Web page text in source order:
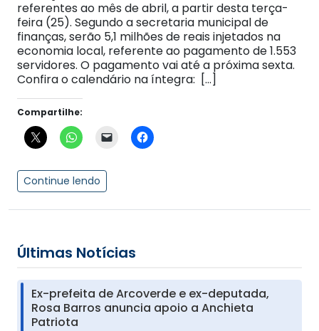
referentes ao mês de abril, a partir desta terça-
feira (25). Segundo a secretaria municipal de
finanças, serão 5,1 milhões de reais injetados na
economia local, referente ao pagamento de 1.553
servidores. O pagamento vai até a próxima sexta.
Confira o calendário na íntegra: […]
Compartilhe:
Continue lendo
Últimas Notícias
Ex-prefeita de Arcoverde e ex-deputada,
Rosa Barros anuncia apoio a Anchieta
Patriota